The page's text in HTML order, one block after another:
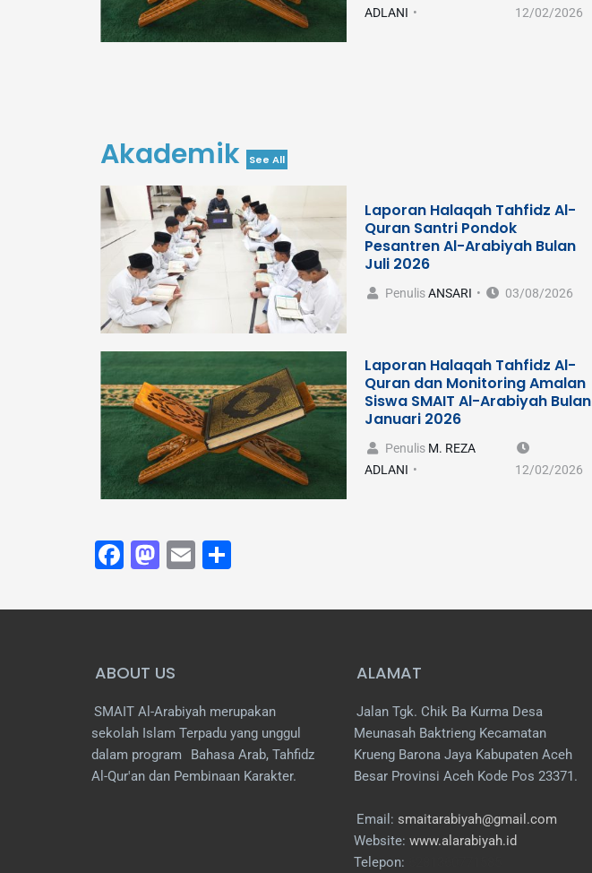
ADLANI
12/02/2026
Akademik See All
Laporan Halaqah Tahfidz Al-
Quran Santri Pondok
Pesantren Al-Arabiyah Bulan
Juli 2026
PenulisANSARI 03/08/2026
Laporan Halaqah Tahfidz Al-
Quran dan Monitoring Amalan
Siswa SMAIT Al-Arabiyah Bulan
Januari 2026
Penulis M. REZA
ADLANI
12/02/2026
Facebook
Mastodon
Email
ABOUT US
SMAIT Al-Arabiyah merupakan
sekolah Islam Terpadu yang unggul
dalam program
Bahasa Arab, Tahfidz
Al-Qur'an dan Pembinaan Karakter.
ALAMAT
Jalan Tgk. Chik Ba Kurma Desa
Meunasah Baktrieng Kecamatan
Krueng Barona Jaya Kabupaten Aceh
Besar Provinsi Aceh Kode Pos 23371.
Email: smaitarabiyah@gmail.com
Website: www.alarabiyah.id
Telepon: